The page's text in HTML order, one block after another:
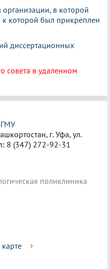
в которой
которой был прикреплен
диссертационных
совета в удаленном
г. Уфа, ул.
8 (347) 272-92-31
поликлиника